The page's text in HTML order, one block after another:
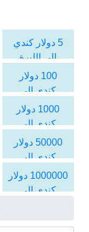
5 دولار كندي
الى الليرة
السورية
100 دولار
كندي الى
الليرة السورية
1000 دولار
كندي الى
الليرة السورية
50000 دولار
كندي الى
الليرة السورية
1000000 دولار
كندي الى